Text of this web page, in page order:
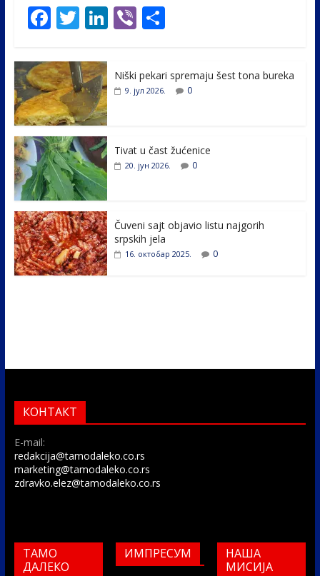
F
e
b
o
o
k
T
itt
er
Li
e
Vi
er
S
e
Niški pekari spremaju šest tona bureka
9. јул 2026. 0
Tivat u čast žućenice
20. јун 2026. 0
Čuveni sajt objavio listu najgorih
srpskih jela
16. октобар 2025. 0
КОНТАКТ
E-mail:
redakcija@tamodaleko.co.rs
marketing@tamodaleko.co.rs
zdravko.elez@tamodaleko.co.rs
ТАМО
ДАЛЕКО
ИМПРЕСУМ
НАША
МИСИЈА